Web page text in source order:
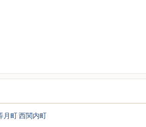
月町西関内町